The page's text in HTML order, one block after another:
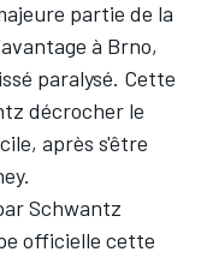
partie de la
à Brno,
paralysé. Cette
décrocher le
après s'être
Schwantz
officielle cette